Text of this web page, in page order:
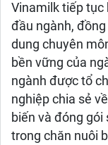
Vinamilk tiếp tục
đầu ngành,
dung chuyên
bền vững của
ngành được tổ
nghiệp chia sẻ
biến và đóng gói
trong chăn nuôi